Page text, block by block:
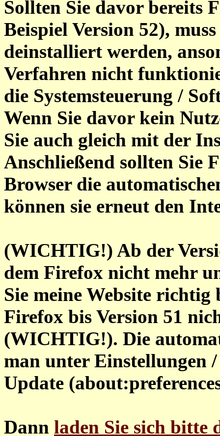
Sollten Sie davor bereits
Beispiel Version 52),
deinstalliert werden,
Verfahren nicht
die Systemsteuerung /
Wenn Sie davor kein
Sie auch gleich mit der
Anschließend sollten Sie
Browser die
können sie erneut den
(WICHTIG!) Ab der
dem Firefox nicht mehr
Sie meine Website richtig
Firefox bis Version 51
(WICHTIG!). Die
man unter Einstellungen
Update
Dann laden Sie sich bitte